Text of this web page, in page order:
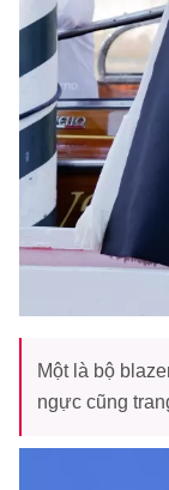
Một là bộ
ngực cũng